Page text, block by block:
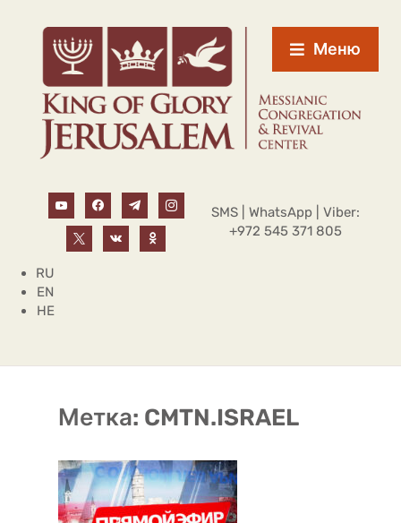
Меню
SMS | WhatsApp | Viber:
+972 545 371 805
RU
EN
HE
Метка: CMTN.ISRAEL